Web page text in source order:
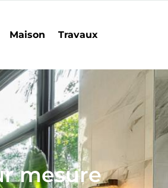
Maison Travaux
mesure